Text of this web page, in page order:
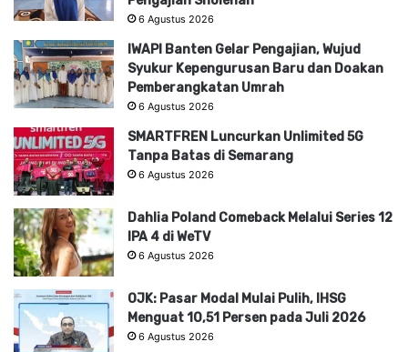
6 Agustus 2026
IWAPI Banten Gelar Pengajian, Wujud
Syukur Kepengurusan Baru dan Doakan
Pemberangkatan Umrah
6 Agustus 2026
SMARTFREN Luncurkan Unlimited 5G
Tanpa Batas di Semarang
6 Agustus 2026
Dahlia Poland Comeback Melalui Series 12
IPA 4 di WeTV
6 Agustus 2026
OJK: Pasar Modal Mulai Pulih, IHSG
Menguat 10,51 Persen pada Juli 2026
6 Agustus 2026